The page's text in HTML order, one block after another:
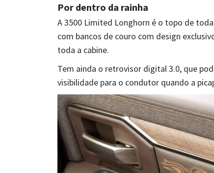
Por dentro da rainha
A 3500 Limited Longhorn é o topo de
com bancos de couro com design
toda a cabine.
Tem ainda o retrovisor digital 3.0, que
visibilidade para o condutor quando a